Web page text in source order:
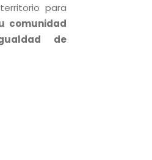
para
comunidad
de